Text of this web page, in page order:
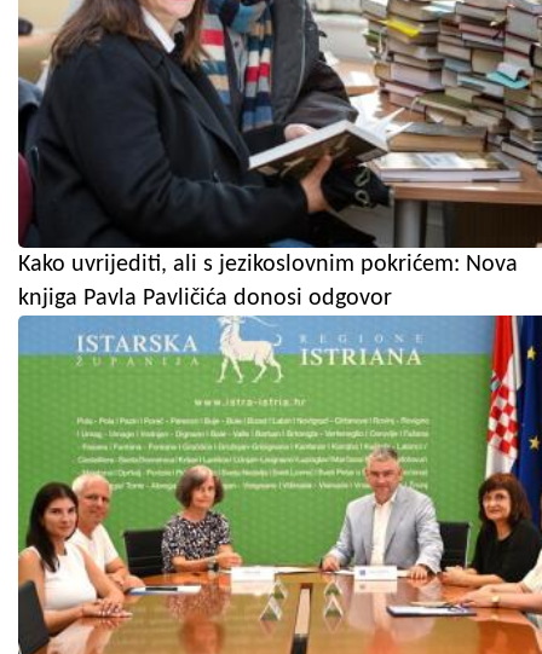
Kako uvrijediti, ali s jezikoslovnim pokrićem: Nova
knjiga Pavla Pavličića donosi odgovor